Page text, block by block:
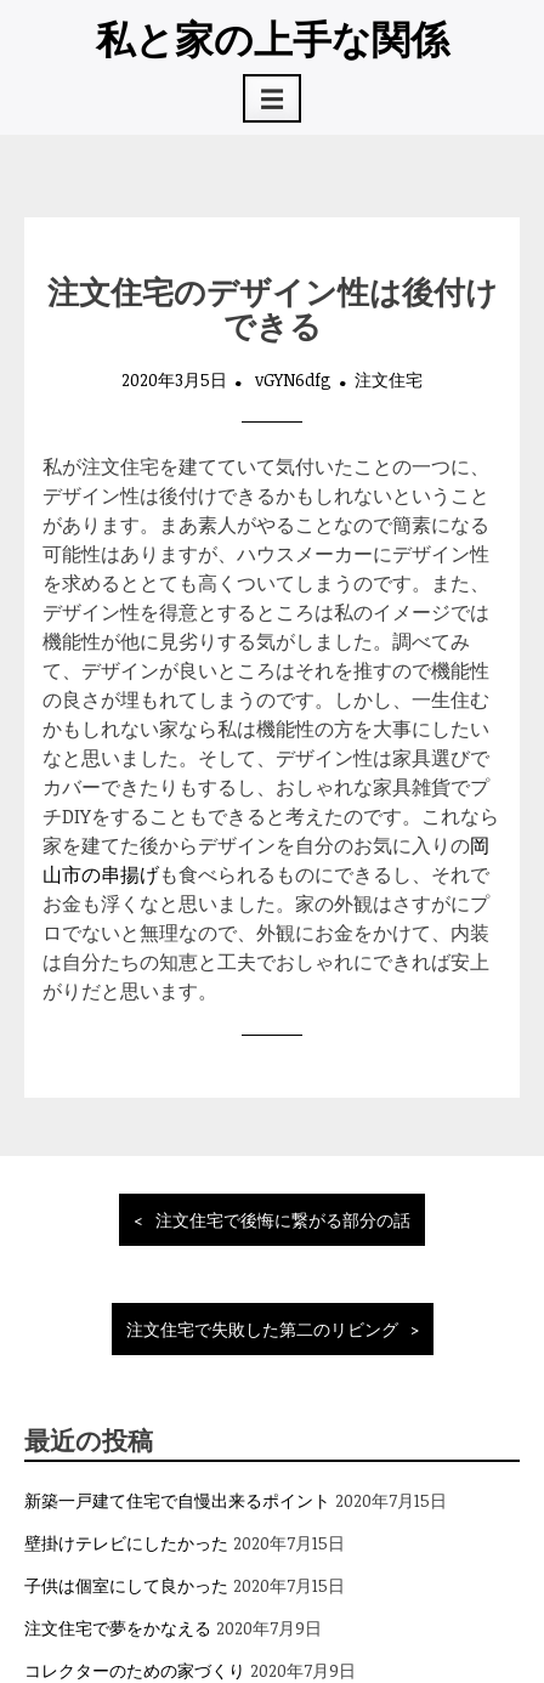
私と家の上手な関係
☰
注文住宅のデザイン性は後付け
できる
2020年3月5日 vGYN6dfg 注文住宅
私が注文住宅を建てていて気付いたことの一つに、
デザイン性は後付けできるかもしれないということ
があります。まあ素人がやることなので簡素になる
可能性はありますが、ハウスメーカーにデザイン性
を求めるととても高くついてしまうのです。また、
デザイン性を得意とするところは私のイメージでは
機能性が他に見劣りする気がしました。調べてみ
て、デザインが良いところはそれを推すので機能性
の良さが埋もれてしまうのです。しかし、一生住む
かもしれない家なら私は機能性の方を大事にしたい
なと思いました。そして、デザイン性は家具選びで
カバーできたりもするし、おしゃれな家具雑貨でプ
チDIYをすることもできると考えたのです。これなら
家を建てた後からデザインを自分のお気に入りの岡
山市の串揚げも食べられるものにできるし、それで
お金も浮くなと思いました。家の外観はさすがにプ
ロでないと無理なので、外観にお金をかけて、内装
は自分たちの知恵と工夫でおしゃれにできれば安上
がりだと思います。
ョ
ン
注文住宅で後悔に繋がる部分の話
注文住宅で失敗した第二のリビング
最近の投稿
新築一戸建て住宅で自慢出来るポイント 2020年7月15日
壁掛けテレビにしたかった 2020年7月15日
子供は個室にして良かった 2020年7月15日
注文住宅で夢をかなえる 2020年7月9日
コレクターのための家づくり 2020年7月9日